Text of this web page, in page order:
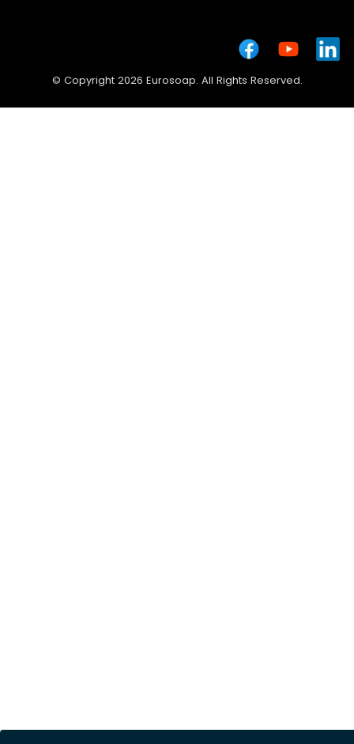
© Copyright 2026 Eurosoap. All Rights Reserved.